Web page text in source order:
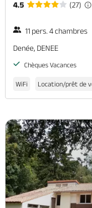
4.5 (27)
11 pers. 4 chambres
Denée, DENEE
Chèques Vacances
WiFi Location/prêt de